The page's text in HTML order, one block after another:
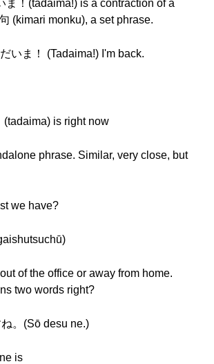
ま！(tadaima!) is a contraction of a
(kimari monku), a set phrase.
いま！ (Tadaima!) I'm back.
(tadaima) is right now
phrase. Similar, very close, but
we have?
of the office or away from home.
two words right?
。(Sō desu ne.)
is